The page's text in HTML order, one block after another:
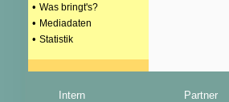
• Was bringt's?
• Mediadaten
• Statistik
Intern Partner